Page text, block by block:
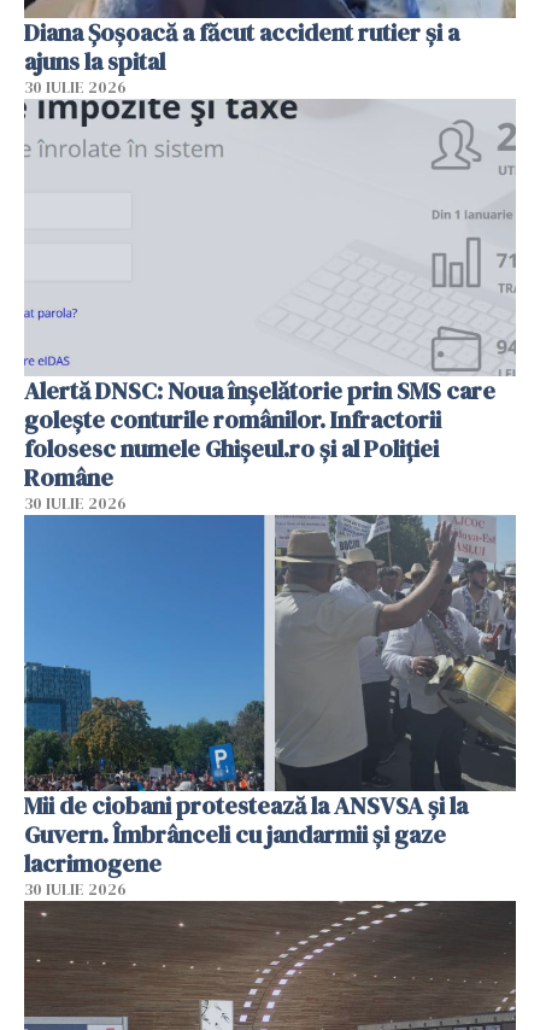
Diana Șoșoacă a făcut accident rutier și a
ajuns la spital
30 IULIE 2026
Alertă DNSC: Noua înșelătorie prin SMS care
golește conturile românilor. Infractorii
folosesc numele Ghișeul.ro și al Poliției
Române
30 IULIE 2026
Mii de ciobani protestează la ANSVSA și la
Guvern. Îmbrânceli cu jandarmii și gaze
lacrimogene
30 IULIE 2026